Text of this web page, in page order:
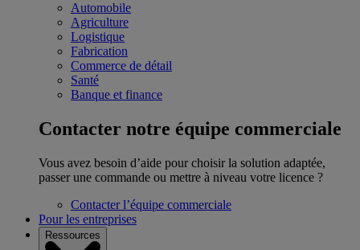
Automobile
Agriculture
Logistique
Fabrication
Commerce de détail
Santé
Banque et finance
Contacter notre équipe commerciale
Vous avez besoin d’aide pour choisir la solution adaptée,
passer une commande ou mettre à niveau votre licence ?
Contacter l’équipe commerciale
Pour les entreprises
Ressources